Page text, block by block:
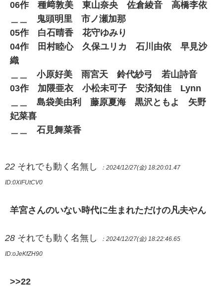
06作 種﨑敦美 東山奈央 佐倉綾音 高橋李依
＿＿ 鬼頭明里 市ノ瀬加那
05作 白石晴香 花守ゆみり
04作 田村睦心 久保ユリカ 石川由依 早見沙
織
＿＿ 小原好美 雨宮天 鈴代紗弓 若山詩音
03作 加隈亜衣 小松未可子 安済知佳 Lynn
＿＿ 島袋美由利 藤原夏海 黒沢ともよ 矢野
妃菜喜
＿＿ 石見舞菜香
22 それでも動く名無し ：2024/12/27(金) 18:20:01.47
ID:0XIFUtCV0
羊宮さんのいない時代に生まれただけの凡夫やん
28 それでも動く名無し ：2024/12/27(金) 18:22:46.65
ID:oJeKfZH90
>>22